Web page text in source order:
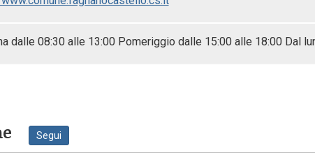
dalle 08:30 alle 13:00 Pomeriggio dalle 15:00 alle 18:00 Dal
Segui